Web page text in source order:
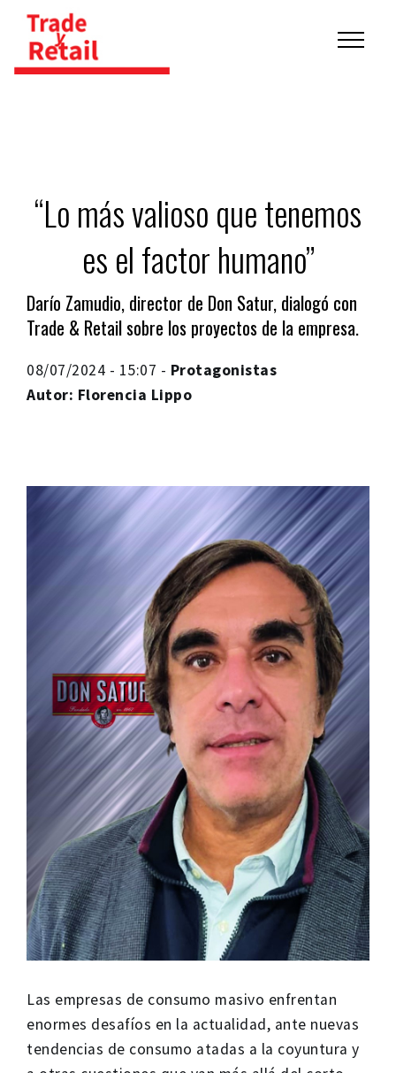
“Lo más valioso que tenemos
es el factor humano”
Darío Zamudio, director de Don Satur, dialogó con
Trade & Retail sobre los proyectos de la empresa.
08/07/2024 - 15:07 - Protagonistas
Autor: Florencia Lippo
Las empresas de consumo masivo enfrentan
enormes desafíos en la actualidad, ante nuevas
tendencias de consumo atadas a la coyuntura y